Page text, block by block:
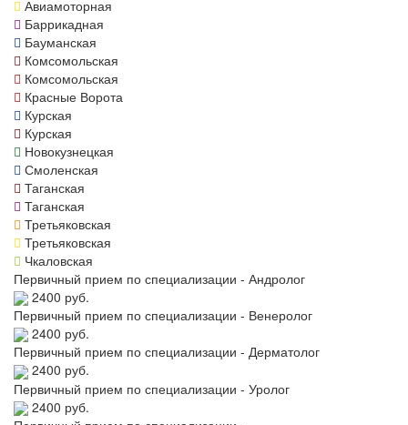
Авиамоторная
Баррикадная
Бауманская
Комсомольская
Комсомольская
Красные Ворота
Курская
Курская
Новокузнецкая
Смоленская
Таганская
Таганская
Третьяковская
Третьяковская
Чкаловская
Первичный прием по специализации - Андролог
2400 руб.
Первичный прием по специализации - Венеролог
2400 руб.
Первичный прием по специализации - Дерматолог
2400 руб.
Первичный прием по специализации - Уролог
2400 руб.